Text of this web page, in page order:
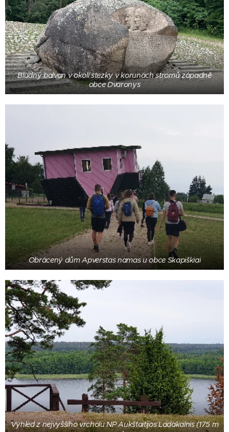
Bludný balvan v okolí stezky v korunách stromů západně
obce Dvaronys
Obrácený dům Apverstas namas u obce Skapiškiai
Výhled z nejvyššího vrcholu NP Aukštaitijos Ladakalnis (175 m